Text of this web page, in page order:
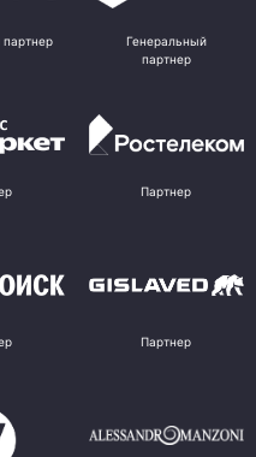
Генеральный
партнер
Партнер
Партнер